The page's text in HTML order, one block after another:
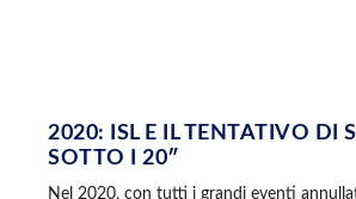
2020: ISL E IL TENTATIVO DI
SOTTO I 20″
Nel 2020, con tutti i grandi eventi